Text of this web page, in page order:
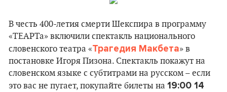
В честь 400-летия смерти Шекспира в программу
«ТЕАРТа» включили спектакль национального
словенского театра «Трагедия Макбета» в
постановке Игоря Пизона. Спектакль покажут на
словенском языке с субтитрами на русском – если
это вас не пугает, покупайте билеты на 19:00 14